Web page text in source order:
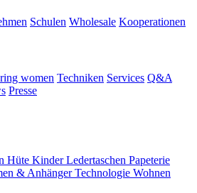
Schulen Wholesale Kooperationen
women Techniken Services Q&A
Presse
Hüte KinderLedertaschen Papeterie
& AnhängerTechnologie Wohnen